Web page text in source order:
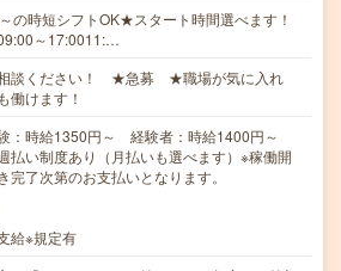
の時短シフトOK★スタート時間選べます！
～17:0011:…
談ください！ ★急募 ★職場が気に入れ
働けます！
：時給1350円～ 経験者：時給1400円～
払い制度あり（月払いも選べます）※稼働開
完了次第のお支払いとなります。
給※規定有